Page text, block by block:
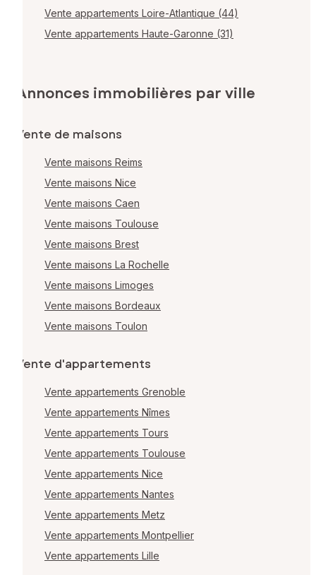
Vente appartements Loire-Atlantique (44)
Vente appartements Haute-Garonne (31)
Annonces immobilières par ville
Vente de maisons
Vente maisons Reims
Vente maisons Nice
Vente maisons Caen
Vente maisons Toulouse
Vente maisons Brest
Vente maisons La Rochelle
Vente maisons Limoges
Vente maisons Bordeaux
Vente maisons Toulon
Vente d'appartements
Vente appartements Grenoble
Vente appartements Nîmes
Vente appartements Tours
Vente appartements Toulouse
Vente appartements Nice
Vente appartements Nantes
Vente appartements Metz
Vente appartements Montpellier
Vente appartements Lille